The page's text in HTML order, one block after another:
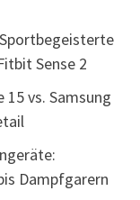
Sense 2
vs. Samsung
Dampfgarern